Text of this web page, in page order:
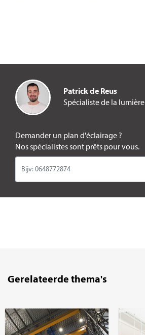
Demander un plan d'éclairage ?
Nos spécialistes sont prêts pour vous.
Patrick de Reus
Spécialiste de la lumière
Gerelateerde thema's